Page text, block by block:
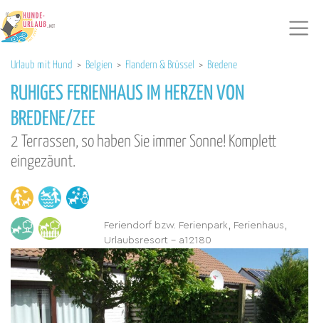
Urlaub mit Hund > Belgien > Flandern & Brüssel > Bredene
RUHIGES FERIENHAUS IM HERZEN VON
BREDENE/ZEE
2 Terrassen, so haben Sie immer Sonne! Komplett
eingezäunt.
Feriendorf bzw. Ferienpark, Ferienhaus,
Urlaubsresort - a12180